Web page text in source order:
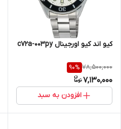
کیو اند کیو اورجینال c72a-003py
78,500,000
90%
7,130,000
افزودن به سبد